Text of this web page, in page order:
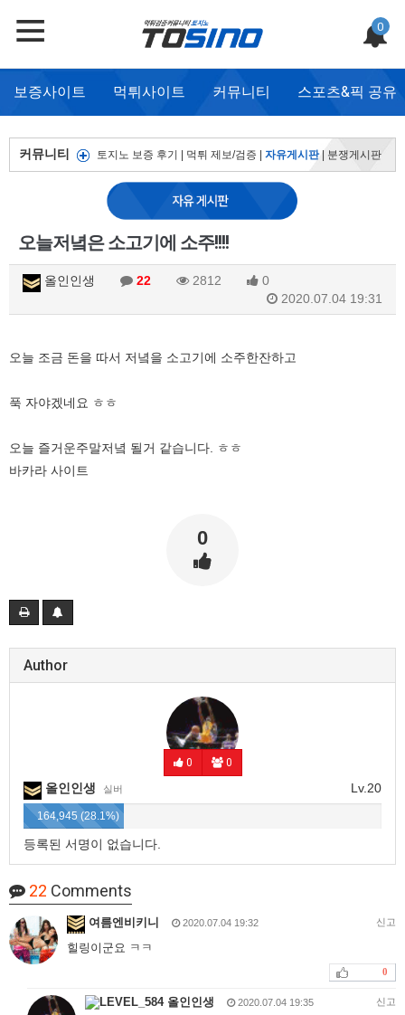
0
보증사이트 먹튀사이트 커뮤니티 스포츠&픽 공유
커뮤니티 토지노 보증 후기 먹튀 제보/검증 자유게시판| 분쟁게시판
오늘저녘은 소고기에 소주!!!!
올인인생 22 2812
0
2020.07.04 19:31
오늘 조금 돈을 따서 저녘을 소고기에 소주한잔하고
푹 자야겠네요 ㅎㅎ
오늘 즐거운주말저녘 될거 같습니다. ㅎㅎ
바카라 사이트
0
Author
0 0
Lv.20
올인인생 실버
164,945 (28.1%)
등록된 서명이 없습니다.
22 Comments
여름엔비키니 2020.07.04 19:32 신고
힐링이군요 ㅋㅋ
0
올인인생 2020.07.04 19:35 신고